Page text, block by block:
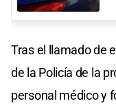
Tras el llamado de
de la Policía de la
personal médico y